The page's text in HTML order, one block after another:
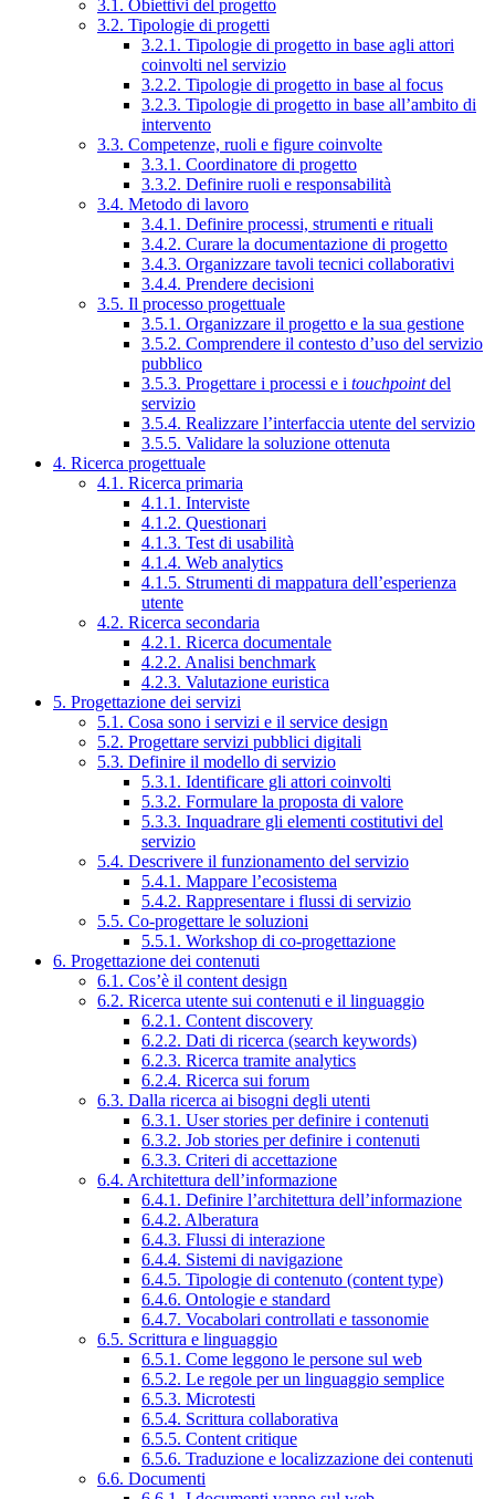
3.1. Obiettivi del progetto
3.2. Tipologie di progetti
3.2.1. Tipologie di progetto in base agli attori
coinvolti nel servizio
3.2.2. Tipologie di progetto in base al focus
3.2.3. Tipologie di progetto in base all’ambito di
intervento
3.3. Competenze, ruoli e figure coinvolte
3.3.1. Coordinatore di progetto
3.3.2. Definire ruoli e responsabilità
3.4. Metodo di lavoro
3.4.1. Definire processi, strumenti e rituali
3.4.2. Curare la documentazione di progetto
3.4.3. Organizzare tavoli tecnici collaborativi
3.4.4. Prendere decisioni
3.5. Il processo progettuale
3.5.1. Organizzare il progetto e la sua gestione
3.5.2. Comprendere il contesto d’uso del servizio
pubblico
3.5.3. Progettare i processi e i touchpointdel
servizio
3.5.4. Realizzare l’interfaccia utente del servizio
3.5.5. Validare la soluzione ottenuta
4. Ricerca progettuale
4.1. Ricerca primaria
4.1.1. Interviste
4.1.2. Questionari
4.1.3. Test di usabilità
4.1.4. Web analytics
4.1.5. Strumenti di mappatura dell’esperienza
utente
4.2. Ricerca secondaria
4.2.1. Ricerca documentale
4.2.2. Analisi benchmark
4.2.3. Valutazione euristica
5. Progettazione dei servizi
5.1. Cosa sono i servizi e il service design
5.2. Progettare servizi pubblici digitali
5.3. Definire il modello di servizio
5.3.1. Identificare gli attori coinvolti
5.3.2. Formulare la proposta di valore
5.3.3. Inquadrare gli elementi costitutivi del
servizio
5.4. Descrivere il funzionamento del servizio
5.4.1. Mappare l’ecosistema
5.4.2. Rappresentare i flussi di servizio
5.5. Co-progettare le soluzioni
5.5.1. Workshop di co-progettazione
6. Progettazione dei contenuti
6.1. Cos’è il content design
6.2. Ricerca utente sui contenuti e il linguaggio
6.2.1. Content discovery
6.2.2. Dati di ricerca (search keywords)
6.2.3. Ricerca tramite analytics
6.2.4. Ricerca sui forum
6.3. Dalla ricerca ai bisogni degli utenti
6.3.1. User stories per definire i contenuti
6.3.2. Job stories per definire i contenuti
6.3.3. Criteri di accettazione
6.4. Architettura dell’informazione
6.4.1. Definire l’architettura dell’informazione
6.4.2. Alberatura
6.4.3. Flussi di interazione
6.4.4. Sistemi di navigazione
6.4.5. Tipologie di contenuto (content type)
6.4.6. Ontologie e standard
6.4.7. Vocabolari controllati e tassonomie
6.5. Scrittura e linguaggio
6.5.1. Come leggono le persone sul web
6.5.2. Le regole per un linguaggio semplice
6.5.3. Microtesti
6.5.4. Scrittura collaborativa
6.5.5. Content critique
6.5.6. Traduzione e localizzazione dei contenuti
6.6. Documenti